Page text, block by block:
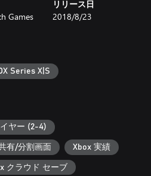
Games
リリース日
2018/8/23
Series X|S
ヤー (2-4)
有/分割画面 Xbox 実績
クラウド セーブ